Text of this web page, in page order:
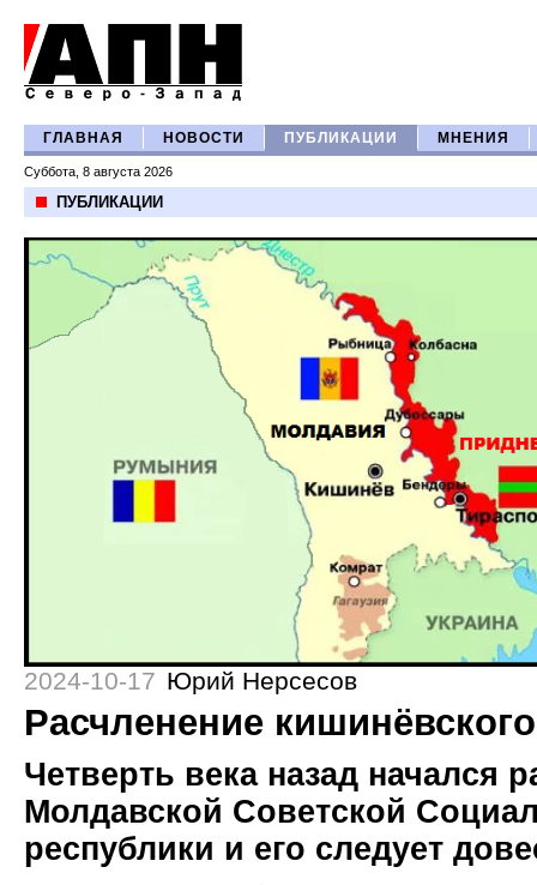
ГЛАВНАЯ НОВОСТИ ПУБЛИКАЦИИ МНЕНИЯ
Суббота, 8 августа 2026
ПУБЛИКАЦИИ
2024-10-17 Юрий Нерсесов
Расчленение
Четверть века назад начался
Молдавской Советской
республики и его следует